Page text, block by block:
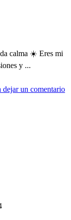
calma ☀️ Eres mi
y ...
dejar un comentario